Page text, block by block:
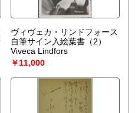
ヴィヴェカ・リンドフォース
自筆サイン入絵葉書（2）
Viveca Lindfors
￥11,000